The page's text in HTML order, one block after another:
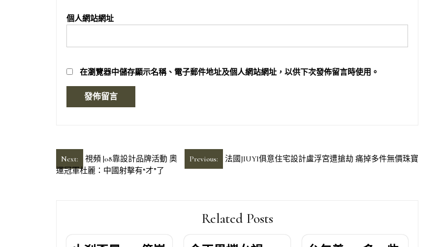
個人網站網址
在瀏覽器中儲存顯示名稱、電子郵件地址及個人網站網址，以供下次發佈留言時使用。
文
章
Previous: 法國JIUYI俱意住宅設計盧浮宮遭搶劫 痛掉多件無價珠寶
Next:
視頻 |08靠設計品牌活動 奧
運冠軍杜麗：中國射擊有“才”了
Related Posts